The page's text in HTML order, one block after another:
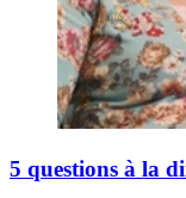
5 questions à la